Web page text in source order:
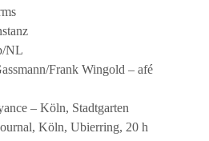
NL
Frank Wingold – afé
– Köln, Stadtgarten
Köln, Ubierring, 20 h